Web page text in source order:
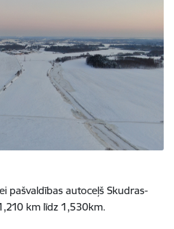
pašvaldības autoceļš Skudras-
km līdz 1,530km.